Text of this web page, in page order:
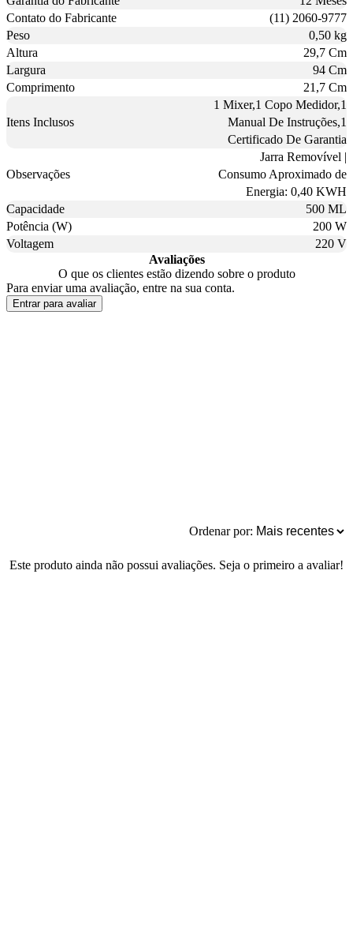
Contato do Fabricante
(11) 2060-9777
Peso
0,50 kg
Altura
29,7 Cm
Largura
94 Cm
Comprimento
21,7 Cm
Itens Inclusos
1 Mixer,1 Copo Medidor,1
Manual De Instruções,1
Certificado De Garantia
Observações
Jarra Removível |
Consumo Aproximado de
Energia: 0,40 KWH
Capacidade
500 ML
Potência (W)
200 W
Voltagem
220 V
Avaliações
O que os clientes estão dizendo sobre o produto
Para enviar uma avaliação, entre na sua conta.
Entrar para avaliar
Ordenar por:
Este produto ainda não possui avaliações. Seja o primeiro a avaliar!